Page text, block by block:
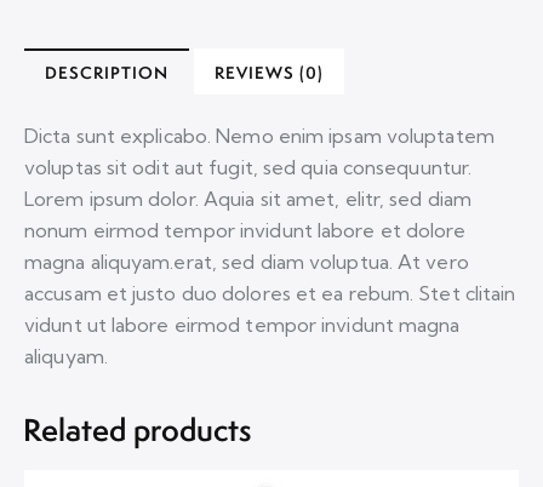
DESCRIPTION REVIEWS (0)
Dicta sunt explicabo. Nemo enim ipsam voluptatem
voluptas sit odit aut fugit, sed quia consequuntur.
Lorem ipsum dolor. Aquia sit amet, elitr, sed diam
nonum eirmod tempor invidunt labore et dolore
magna aliquyam.erat, sed diam voluptua. At vero
accusam et justo duo dolores et ea rebum. Stet clitain
vidunt ut labore eirmod tempor invidunt magna
aliquyam.
Related products